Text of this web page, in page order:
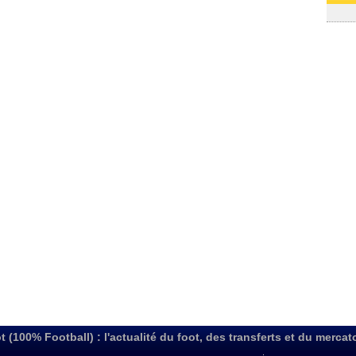
(100% Football) : l'actualité du foot, des transferts et du